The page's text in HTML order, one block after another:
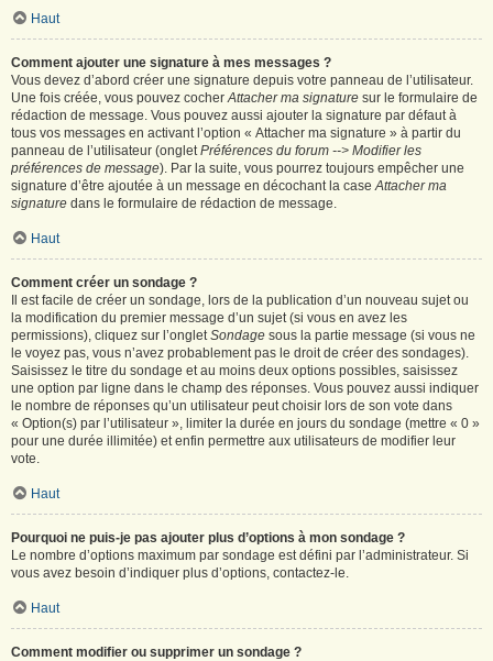
Haut
Comment ajouter une signature à mes messages ?
Vous devez d’abord créer une signature depuis votre panneau de l’utilisateur.
Une fois créée, vous pouvez cocherAttacher ma signature sur le formulaire de
rédaction de message. Vous pouvez aussi ajouter la signature par défaut à
tous vos messages en activant l’option « Attacher ma signature » à partir du
panneau de l’utilisateur (ongletPréférences du forum --> Modifier les
préférences de message). Par la suite, vous pourrez toujours empêcher une
signature d’être ajoutée à un message en décochant la caseAttacher ma
signature dans le formulaire de rédaction de message.
Haut
Comment créer un sondage ?
Il est facile de créer un sondage, lors de la publication d’un nouveau sujet ou
la modification du premier message d’un sujet (si vous en avez les
permissions), cliquez sur l’ongletSondage sous la partie message (si vous ne
le voyez pas, vous n’avez probablement pas le droit de créer des sondages).
Saisissez le titre du sondage et au moins deux options possibles, saisissez
une option par ligne dans le champ des réponses. Vous pouvez aussi indiquer
le nombre de réponses qu’un utilisateur peut choisir lors de son vote dans
« Option(s) par l’utilisateur », limiter la durée en jours du sondage (mettre « 0 »
pour une durée illimitée) et enfin permettre aux utilisateurs de modifier leur
vote.
Haut
Pourquoi ne puis-je pas ajouter plus d’options à mon sondage ?
Le nombre d’options maximum par sondage est défini par l’administrateur. Si
vous avez besoin d’indiquer plus d’options, contactez-le.
Haut
Comment modifier ou supprimer un sondage ?